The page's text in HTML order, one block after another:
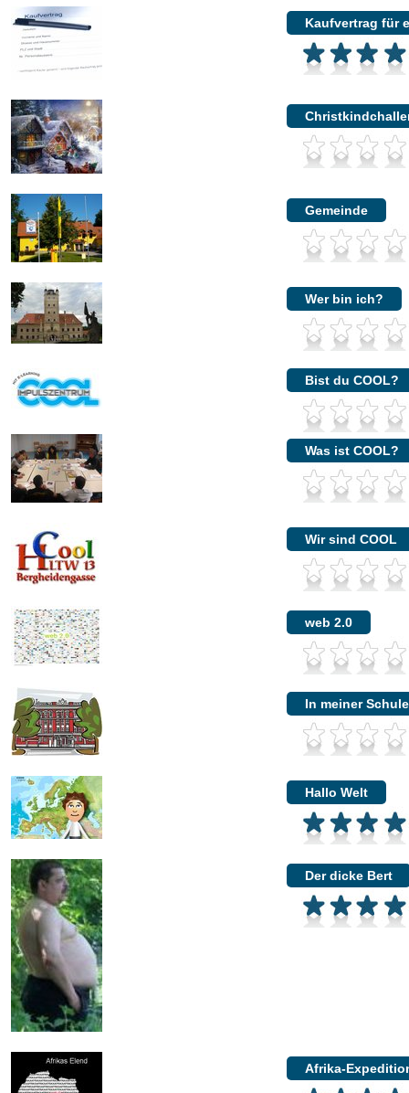
Kaufvertrag für
Gemeinde
Wer bin ich?
Bist du COOL?
Was ist COOL?
Wir sind COOL
web 2.0
In meiner Schule
Hallo Welt
Der dicke Bert
Afrika-